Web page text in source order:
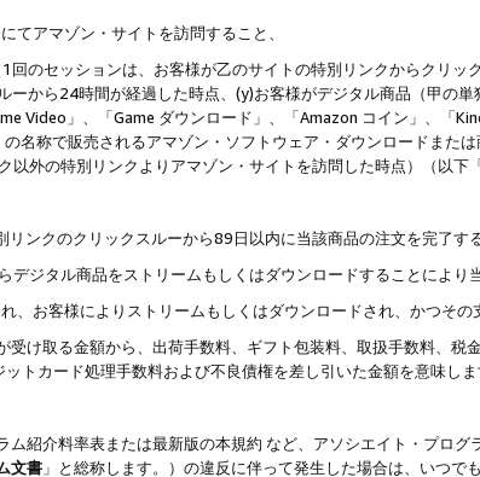
てアマゾン・サイトを訪問すること、
のセッションは、お客様が乙のサイトの特別リンクからクリッ
ーから24時間が経過した時点、(y)お客様がデジタル商品（甲の
Video」、「Game ダウンロード」、「Amazon コイン」、「
名称で販売されるアマゾン・ソフトウェア・ダウンロードまた
以外の特別リンクよりアマゾン・サイトを訪問した時点）（以下
ンクのクリックスルーから89日以内に当該商品の注文を完了す
ジタル商品をストリームもしくはダウンロードすることにより
お客様によりストリームもしくはダウンロードされ、かつその
受け取る金額から、出荷手数料、ギフト包装料、取扱手数料、税
トカード処理手数料および不良債権を差し引いた金額を意味しま
紹介料率表または最新版の本規約 など、アソシエイト・プロ
文書 」と総称します。）の違反に伴って発生した場合は、いつで